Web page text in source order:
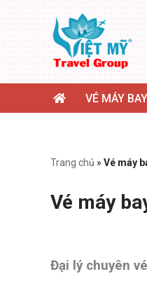
VÉ MÁY BAY
Trang chủ » Vé máy
Vé máy
Đại lý chuyên